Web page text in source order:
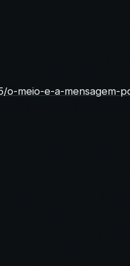
o-meio-e-a-mensagem-